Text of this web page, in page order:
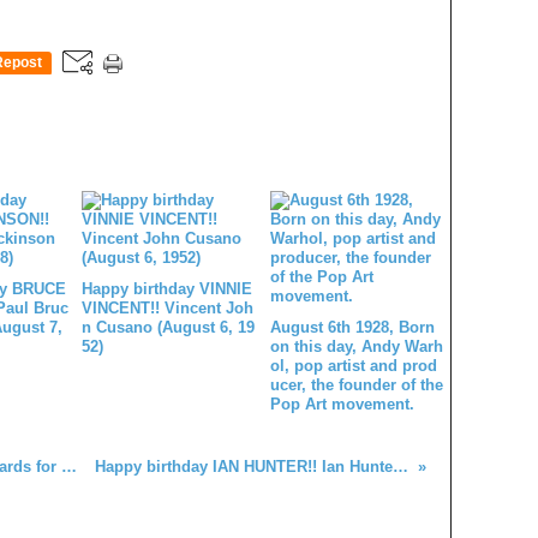
BRUCE
Bruc
7,
Happy birthday VINNIE
VINCENT!! Vincent Joh
n Cusano (August 6, 19
52)
August 6th 1928, Born
on this day, Andy Warh
ol, pop artist and prod
ucer, the founder of the
Pop Art movement.
In Memoriam BILLY POWELL! Keyboards for Lynyrd Skynyrd ('71-'09), Rossington Collins Band ('79), Allen Collins Band (June 3, 1952 - January 28, 2009) Happy birthday IAN HUNTER!! Ian Hunter Patterson (June 3, 1939) Singer, guitarist for Mott The Hoople, Ringo Starr & His All-Starr Band